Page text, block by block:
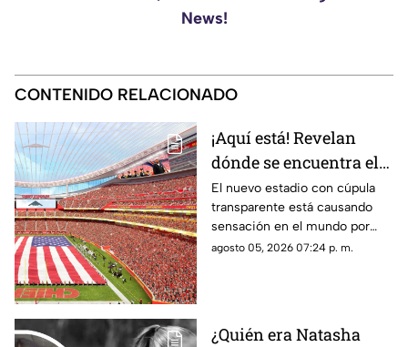
News!
CONTENIDO RELACIONADO
¡Aquí está! Revelan
dónde se encuentra el
estadio con cúpula
transparente
El nuevo estadio con cúpula
transparente está causando
sensación en el mundo por
cómo luce y aquí te contamos
agosto 05, 2026 07:24 p. m.
¿Quién era Natasha